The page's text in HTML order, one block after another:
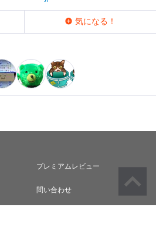
気になる！
プレミアムレビュー
問い合わせ